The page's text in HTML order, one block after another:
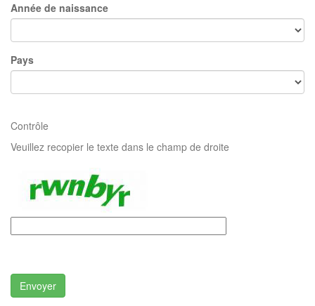
Année de naissance
Pays
Contrôle
Veuillez recopier le texte dans le champ de droite
Envoyer